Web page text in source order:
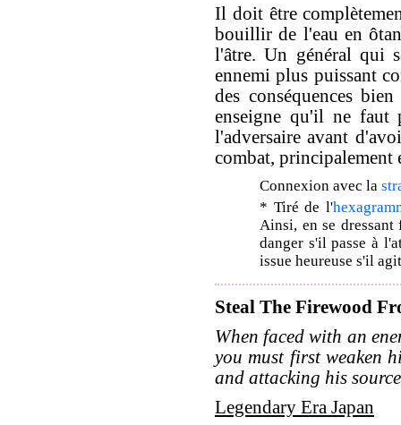
Il doit être
bouillir de l'eau en
l'âtre. Un général qui
ennemi plus puissant
des conséquences
enseigne qu'il ne faut
l'adversaire avant
combat, principalement
Connexion avec la
* Tiré de l'
Ainsi, en se
danger s'il passe à
issue heureuse s'il
Steal The Firewood
When faced with an
you must first weaken
and attacking his
Legendary Era Japan